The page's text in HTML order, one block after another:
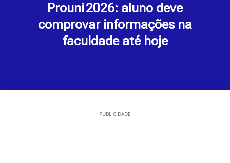
Prouni 2026: aluno deve
comprovar informações na
faculdade até hoje
PUBLICIDADE